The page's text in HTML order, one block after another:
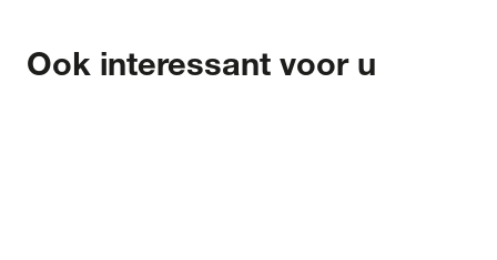
Ook interessant voor u